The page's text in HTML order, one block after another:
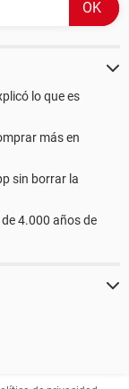
lo que es
más en
sin borrar la
4.000 años de